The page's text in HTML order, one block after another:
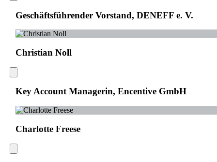
Geschäftsführender Vorstand, DENEFF e. V.
Christian Noll
Key Account Managerin, Encentive GmbH
Charlotte Freese